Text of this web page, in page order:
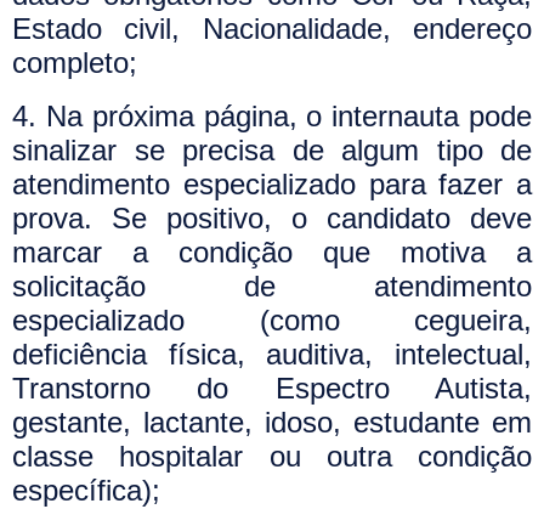
Estado civil, Nacionalidade, endereço
completo;
4. Na próxima página, o internauta pode
sinalizar se precisa de algum tipo de
atendimento especializado para fazer a
prova. Se positivo, o candidato deve
marcar a condição que motiva a
solicitação de atendimento
especializado (como cegueira,
deficiência física, auditiva, intelectual,
Transtorno do Espectro Autista,
gestante, lactante, idoso, estudante em
classe hospitalar ou outra condição
específica);